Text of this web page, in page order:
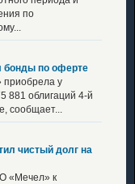
по
бонды по оферте
приобрела у
881 облигаций 4-й
сообщает...
чистый долг на
«Мечел» к